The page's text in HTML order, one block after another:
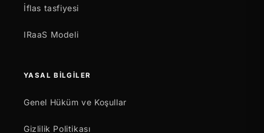
İflas tasfiyesi
IRaaS Modeli
YASAL BILGILER
Genel Hüküm ve Koşullar
Gizlilik Politikası